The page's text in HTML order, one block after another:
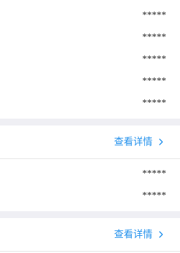
*****
*****
*****
*****
*****
查看详情
*****
*****
查看详情